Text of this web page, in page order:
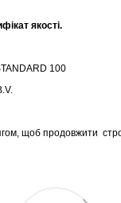
якості.
100
щоб продовжити